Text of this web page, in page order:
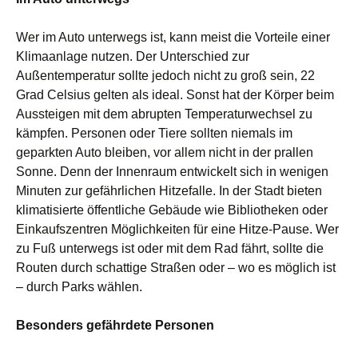
Wer im Auto unterwegs ist, kann meist die Vorteile einer
Klimaanlage nutzen. Der Unterschied zur
Außentemperatur sollte jedoch nicht zu groß sein, 22
Grad Celsius gelten als ideal. Sonst hat der Körper beim
Aussteigen mit dem abrupten Temperaturwechsel zu
kämpfen. Personen oder Tiere sollten niemals im
geparkten Auto bleiben, vor allem nicht in der prallen
Sonne. Denn der Innenraum entwickelt sich in wenigen
Minuten zur gefährlichen Hitzefalle. In der Stadt bieten
klimatisierte öffentliche Gebäude wie Bibliotheken oder
Einkaufszentren Möglichkeiten für eine Hitze-Pause. Wer
zu Fuß unterwegs ist oder mit dem Rad fährt, sollte die
Routen durch schattige Straßen oder – wo es möglich ist
– durch Parks wählen.
Besonders gefährdete Personen